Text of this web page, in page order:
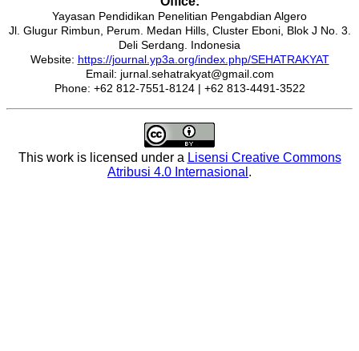
Yayasan Pendidikan Penelitian Pengabdian Algero
Jl. Glugur Rimbun, Perum. Medan Hills, Cluster Eboni, Blok J No. 3.
Deli Serdang. Indonesia
Website: https://journal.yp3a.org/index.php/SEHATRAKYAT
Email: jurnal.sehatrakyat@gmail.com
Phone: +62 812-7551-8124 | +62 813-4491-3522
This work is licensed under a Lisensi Creative Commons
Atribusi 4.0 Internasional .